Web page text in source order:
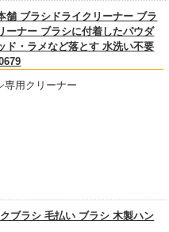
舗 ブラシドライクリーナー ブラ
ーナー ブラシに付着したパウダ
ド・ラメなど落とす 水洗い不要
専用クリーナー
ブラシ 毛払い ブラシ 木製ハン